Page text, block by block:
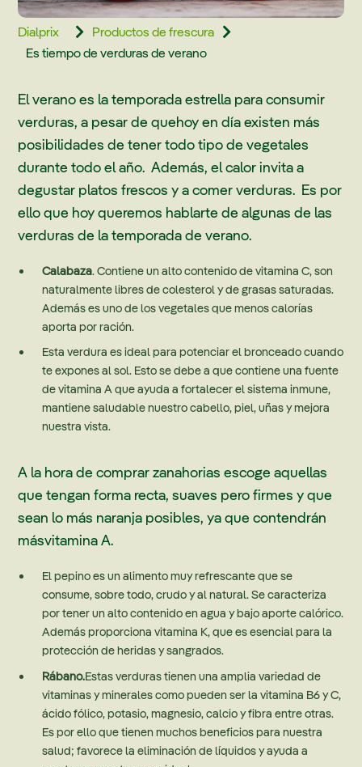
Dialprix  Productos de frescura 
Es tiempo de verduras de verano
El verano es la temporada estrella para consumir
verduras, a pesar de quehoy en día existen más
posibilidades de tener todo tipo de vegetales
durante todo el año. Además, el calor invita a
degustar platos frescos y a comer verduras. Es por
ello que hoy queremos hablarte de algunas de las
verduras de la temporada de verano.
Calabaza. Contiene un alto contenido de vitamina C, son
naturalmente libres de colesterol y de grasas saturadas.
Además es uno de los vegetales que menos calorías
aporta por ración.
Esta verdura es ideal para potenciar el bronceado cuando
te expones al sol. Esto se debe a que contiene una fuente
de vitamina A que ayuda a fortalecer el sistema inmune,
mantiene saludable nuestro cabello, piel, uñas y mejora
nuestra vista.
A la hora de comprar zanahorias escoge aquellas
que tengan forma recta, suaves pero firmes y que
sean lo más naranja posibles, ya que contendrán
másvitamina A.
El pepino es un alimento muy refrescante que se
consume, sobre todo, crudo y al natural. Se caracteriza
por tener un alto contenido en agua y bajo aporte calórico.
Además proporciona vitamina K, que es esencial para la
protección de heridas y sangrados.
Rábano.Estas verduras tienen una amplia variedad de
vitaminas y minerales como pueden ser la vitamina B6 y C,
ácido fólico, potasio, magnesio, calcio y fibra entre otras.
Es por ello que tienen muchos beneficios para nuestra
salud; favorece la eliminación de líquidos y ayuda a